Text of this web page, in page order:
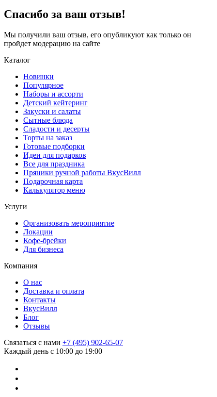
Спасибо за ваш отзыв!
Мы получили ваш отзыв, его опубликуют как только он
пройдет модерацию на сайте
Каталог
Новинки
Популярное
Наборы и ассорти
Детский кейтеринг
Закуски и салаты
Сытные блюда
Сладости и десерты
Торты на заказ
Готовые подборки
Идеи для подарков
Все для праздника
Пряники ручной работы ВкусВилл
Подарочная карта
Калькулятор меню
Услуги
Организовать мероприятие
Локации
Кофе-брейки
Для бизнеса
Компания
О нас
Доставка и оплата
Контакты
ВкусВилл
Блог
Отзывы
Связаться с нами +7 (495) 902-65-07
Каждый день с 10:00 до 19:00